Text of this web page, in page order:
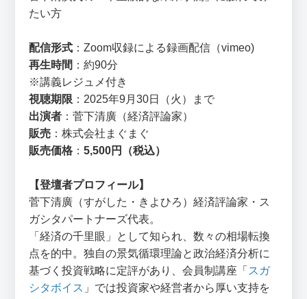
たい方
配信形式 ：Zoom収録による録画配信（vimeo)
再生時間 ：約90分
※講義レジュメ付き
視聴期限 ：2025年9月30日（火）まで
出演者 ：菅下清廣（経済評論家）
販売 ：株式会社まぐまぐ
販売価格 ：5,500円（税込）
【登壇者プロフィール】
菅下清廣（すがした・きよひろ）経済評論家・ス
ガシタパートナーズ代表。
「経済の千里眼」として知られ、数々の相場転換
点を的中。独自の景気循環理論と政治経済分析に
基づく投資戦略に定評があり、会員制講座「 スガ
シタボイス 」では投資家や経営者から厚い支持を